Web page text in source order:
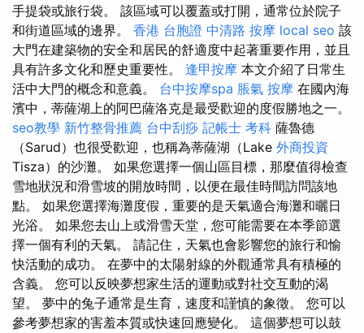
手提袋或旅行袋。 該區域可以覆蓋或打開，通常位於院子
和街道區域的邊界。 香港 台胞證 中清路 按摩 local seo 該
大門在建築物的安全和居民的舒適度中起著重要作用，並且
具有許多文化和歷史重要性。 逢甲按摩 本文介紹了日常生
活中大門的概念和意義。 台中按摩spa 脹氣 按摩 在國內海
濱中，蒂薩湖上的阿巴薩洛克是最受歡迎的度假勝地之一。
seo教學 新竹整骨推薦 台中刮痧 記帳士 考科 薩魯德
（Sarud）也很受歡迎，也稱為蒂薩湖（Lake 外商投資
Tisza）的沙灘。 如果您選擇一個山區目標，那麼值得檢查
雪地狀況和滑雪坡的開放時間，以便在最佳時間訪問該地
點。 如果您選擇海灘度假，重要的是天氣適合海灘和曬日
光浴。 如果您去山上或滑雪天堂，您可能需要在本季節選
擇一個有利的天氣。 請記住，天氣也會影響您的旅行和愉
快活動的成功。 在夢中的太陽射線的外觀通常具有積極的
含義。 您可以反映夢想家生活的運動或對社交互動的渴
望。 夢中的兔子通常是生育，速度和謹慎的象徵。 您可以
參考夢想家的害羞本質或快速回應變化。 這個夢想可以鼓